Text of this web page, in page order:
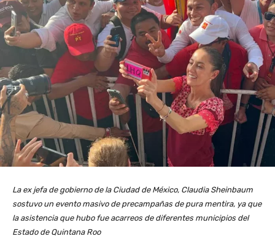
La ex jefa de gobierno de la Ciudad de México, Claudia Sheinbaum
sostuvo un evento masivo de precampañas de pura mentira, ya que
la asistencia que hubo fue acarreos de diferentes municipios del
Estado de Quintana Roo